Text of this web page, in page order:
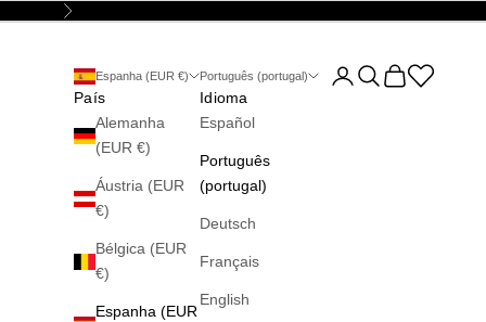
Seguinte
Espanha (EUR €)
País
Alemanha
(EUR €)
Áustria (EUR
€)
Bélgica (EUR
€)
Espanha (EUR
Português (portugal)
Idioma
Español
Português
(portugal)
Deutsch
Français
English
Abrir página da conta
Abrir pesquisa
Abrir carrinho
Abrir la